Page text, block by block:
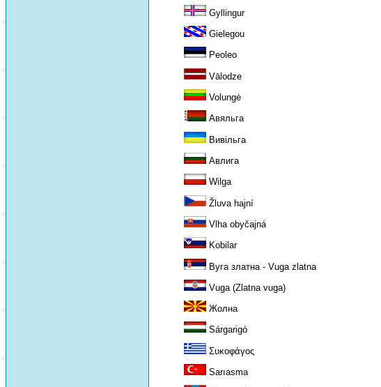
Gyllingur
Gielegou
Peoleo
Vālodze
Volungė
Авяльга
Вивільга
Авлига
Wilga
Žluva hajní
Vlha obyčajná
Kobilar
Вуга златна - Vuga zlatna
Vuga (Zlatna vuga)
Жолна
Sárgarigó
Συκοφάγος
Sarıasma